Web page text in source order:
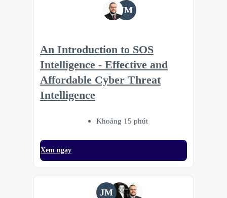
JM
An Introduction to SOS
Intelligence - Effective and
Affordable Cyber Threat
Intelligence
Khoảng 15 phút
Xem ngay
JM